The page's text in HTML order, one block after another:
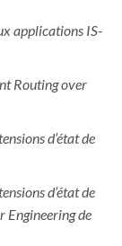
applications IS-
Routing over
d’état de
d’état de
Engineering de